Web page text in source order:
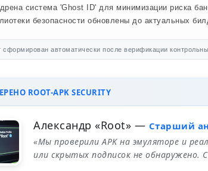
система 'Ghost ID' для минимизации риска
безопасности обновлены до актуальных
сформирован автоматически после верификации
ROOT-APK SECURITY
Александр «Root» — Старший
«Мы проверили APK на эмуляторе и
или скрытых подписок не